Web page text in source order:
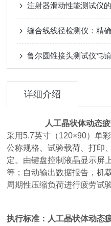
注射器滑动性能测试仪
缝合线线径检测仪：精
鲁尔圆锥接头测试仪*功
详细介绍
人工晶状体动态
采用5.7英寸（120×90）单
公称规格、试验载荷、打印
定。由键盘控制液晶显示屏
等；自动输出数据报告，机
周期性压缩负荷进行疲劳试验
执行标准： 人工晶状体动态